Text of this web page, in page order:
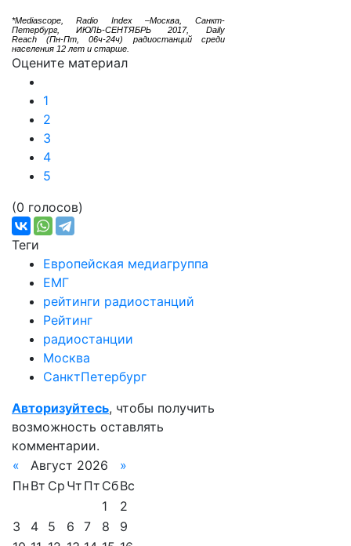
*Mediascope, Radio Index –Москва, Санкт-
Петербург, ИЮЛЬ-СЕНТЯБРЬ 2017, Daily
Reach (Пн-Пт, 06ч-24ч) радиостанций среди
населения 12 лет и старше.
Оцените материал
1
2
3
4
5
(0 голосов)
Теги
Европейская медиагруппа
ЕМГ
рейтинги радиостанций
Рейтинг
радиостанции
Москва
СанктПетербург
Авторизуйтесь, чтобы получить
возможность оставлять
комментарии.
«
Август 2026
»
Пн Вт Ср Чт Пт СбВс
1
2
3
4 5 6 7 8
9